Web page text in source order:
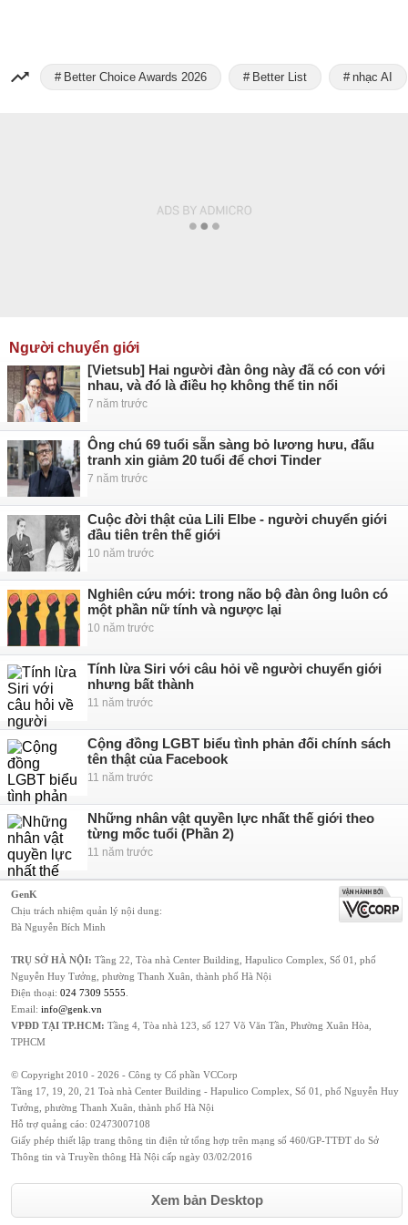
Better Choice Awards 2026 Better List nhạc AI
Người chuyển giới
[Vietsub] Hai người đàn ông này đã có con với
nhau, và đó là điều họ không thể tin nổi
7 năm trước
Ông chú 69 tuổi sẵn sàng bỏ lương hưu, đấu
tranh xin giảm 20 tuổi để chơi Tinder
7 năm trước
Cuộc đời thật của Lili Elbe - người chuyển giới
đầu tiên trên thế giới
10 năm trước
Nghiên cứu mới: trong não bộ đàn ông luôn có
một phần nữ tính và ngược lại
10 năm trước
Tính lừa Siri với câu hỏi về người chuyển giới
nhưng bất thành
11 năm trước
Cộng đồng LGBT biểu tình phản đối chính sách
tên thật của Facebook
11 năm trước
Những nhân vật quyền lực nhất thế giới theo
từng mốc tuổi (Phần 2)
11 năm trước
GenK
Chịu trách nhiệm quản lý nội dung:
Bà Nguyễn Bích Minh
TRỤ SỞ HÀ NỘI: Tầng 22, Tòa nhà Center Building, Hapulico Complex, Số 01, phố
Nguyễn Huy Tưởng, phường Thanh Xuân, thành phố Hà Nội
Điện thoại: 024 7309 5555
Email: info@genk.vn
VPĐD TẠI TP.HCM: Tầng 4, Tòa nhà 123, số 127 Võ Văn Tần, Phường Xuân Hòa,
TPHCM
© Copyright 2010 - 2026 - Công ty Cổ phần VCCorp
Tầng 17, 19, 20, 21 Toà nhà Center Building - Hapulico Complex, Số 01, phố Nguyễn Huy
Tưởng, phường Thanh Xuân, thành phố Hà Nội
Hỗ trợ quảng cáo: 02473007108
Giấy phép thiết lập trang thông tin điện tử tổng hợp trên mạng số 460/GP-TTĐT do Sở
Thông tin và Truyền thông Hà Nội cấp ngày 03/02/2016
Xem bản Desktop